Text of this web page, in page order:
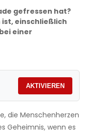
gefressen hat?
einschließlich
einer
AKTIVIEREN
die Menschenherzen
Geheimnis, wenn es